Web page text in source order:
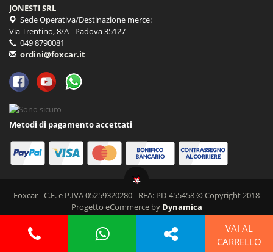
JONESTI SRL
Sede Operativa/Destinazione merce:
Via Trentino, 8/A - Padova 35127
049 8790081
ordini@foxcar.it
Metodi di pagamento accettati
Foxcar - C.F. e P.IVA 05259320280 - REA: PD-455458 © Copyright 2018
Progetto eCommerce by Dynamica
VAI AL
CARRELLO